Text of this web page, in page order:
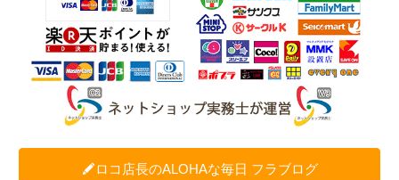
ロコ店長のALOHAな毎日 フラブログ